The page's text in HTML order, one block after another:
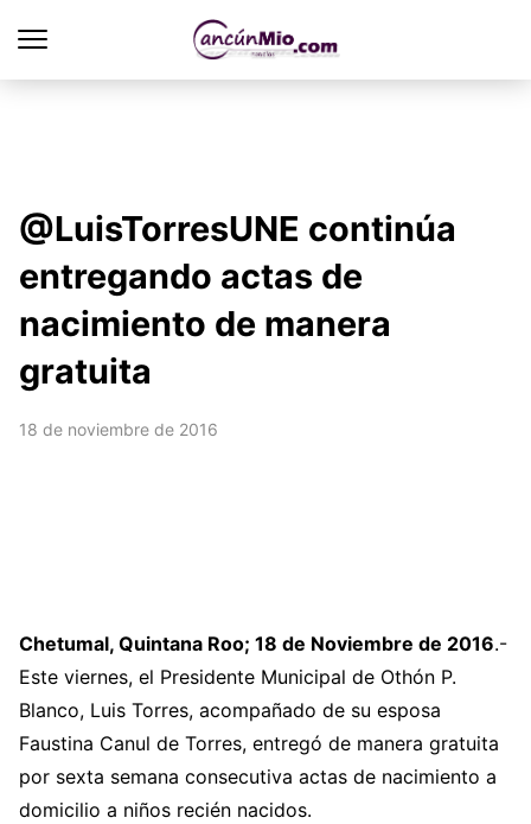
@LuisTorresUNE continúa
entregando actas de
nacimiento de manera
gratuita
18 de noviembre de 2016
Chetumal, Quintana Roo; 18 de Noviembre de 2016.-
Este viernes, el Presidente Municipal de Othón P.
Blanco, Luis Torres, acompañado de su esposa
Faustina Canul de Torres, entregó de manera gratuita
por sexta semana consecutiva actas de nacimiento a
domicilio a niños recién nacidos.